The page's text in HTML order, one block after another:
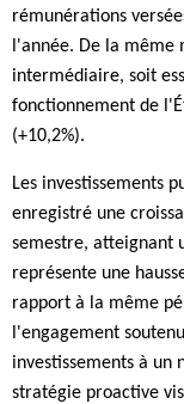
rémunérations
l'année. De la même
intermédiaire, soit
fonctionnement de
(+10,2%).
Les investissements
enregistré une
semestre, atteignant
représente une
rapport à la même
l'engagement
investissements à un
stratégie proactive